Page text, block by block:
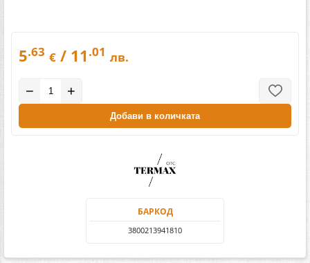
5.63 € / 11 .01 лв.
− +
Добави в количката
БАРКОД
3800213941810